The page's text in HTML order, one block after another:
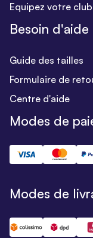
Equipez votre
Besoin d'aide
Guide des tailles
Formulaire de
Centre d'aide
Modes de
Modes de